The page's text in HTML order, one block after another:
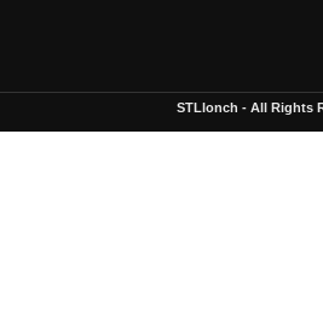
STLlonch - All Rights